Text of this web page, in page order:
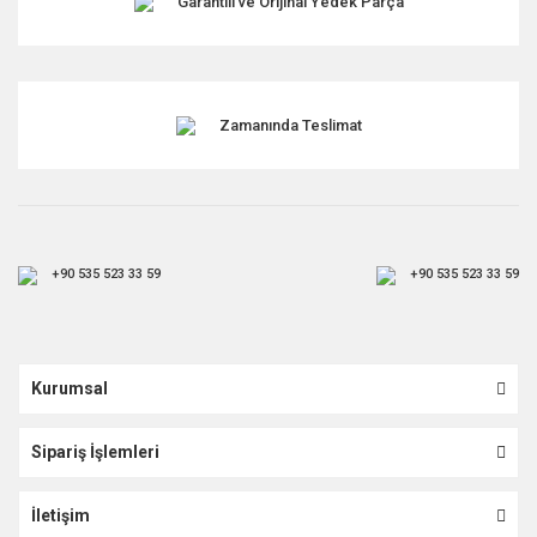
Zamanında Teslimat
+90 535 523 33 59 +90 535 523 33 59
Kurumsal
Sipariş İşlemleri
İletişim